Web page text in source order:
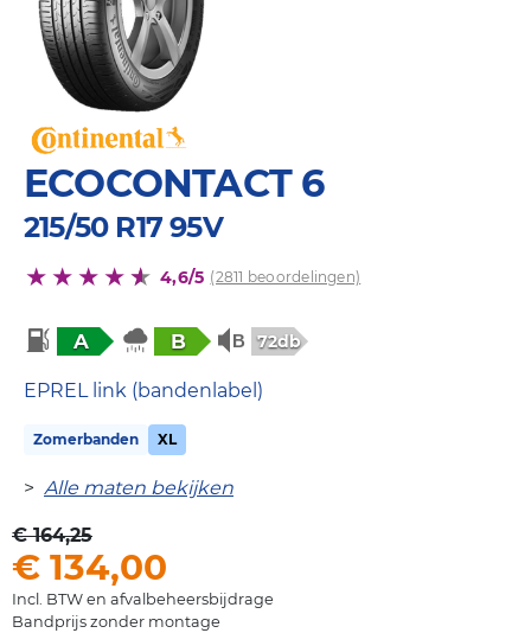
ECOCONTACT 6
215/50 R17 95V
4,6/5 (2811 beoordelingen)
A B 72db
EPREL link (bandenlabel)
Zomerbanden XL
> Alle maten bekijken
€ 164,25
€ 134,00
Incl. BTW en afvalbeheersbijdrage
Bandprijs zonder montage